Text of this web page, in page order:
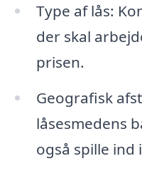
Type af lås:
der skal
prisen.
Geografisk
låsesmedens
også spille ind